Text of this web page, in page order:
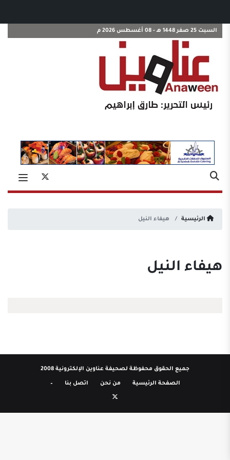
السبت 25 صفر 1448 هـ - 08 أغسطس 2026 م
الرئيسية هيفاء النيل
هيفاء النيل
جميع الحقوق محفوظة لصحيفة عناوين الإلكترونية 2008
الصفحة الرئيسية من نحن اتصل بنا –